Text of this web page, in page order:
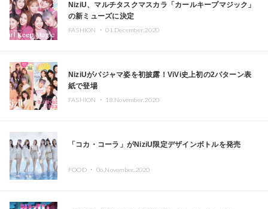
NiziU、マルチタスクマスカラ「カールキープマジック」
の新ミューズに決定
FASHION ・01.December.2020
NiziUがパジャマ姿を初披露！ViVi史上初の2パターン表
紙で登場
FASHION ・ 18.November.2020
「コカ・コーラ」がNiziU限定デザインボトルを発売
FOOD ・ 06.November.2020